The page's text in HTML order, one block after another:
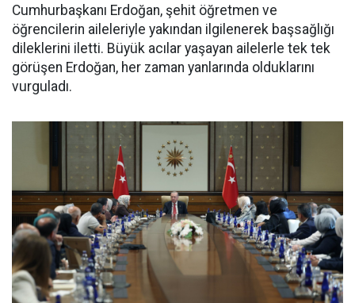
Cumhurbaşkanı Erdoğan, şehit öğretmen ve
öğrencilerin aileleriyle yakından ilgilenerek başsağlığı
dileklerini iletti. Büyük acılar yaşayan ailelerle tek tek
görüşen Erdoğan, her zaman yanlarında olduklarını
vurguladı.